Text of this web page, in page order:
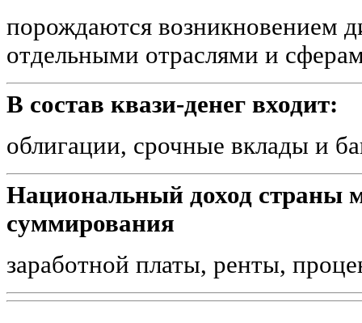
порождаются возникновением
отдельными отраслями и
В состав квази-денег входит:
облигации, срочные вклады и
Национальный доход страны
суммирования
заработной платы, ренты,